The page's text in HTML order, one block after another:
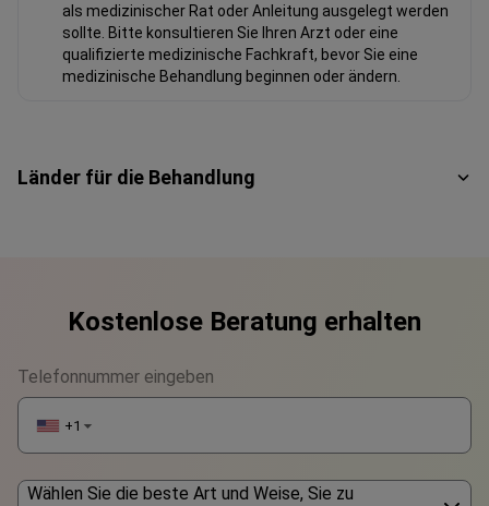
als medizinischer Rat oder Anleitung ausgelegt werden
sollte. Bitte konsultieren Sie Ihren Arzt oder eine
qualifizierte medizinische Fachkraft, bevor Sie eine
medizinische Behandlung beginnen oder ändern.
Länder für die Behandlung
Kostenlose Beratung erhalten
Telefonnummer eingeben
+1 ▼
Wählen Sie die beste Art und Weise, Sie zu